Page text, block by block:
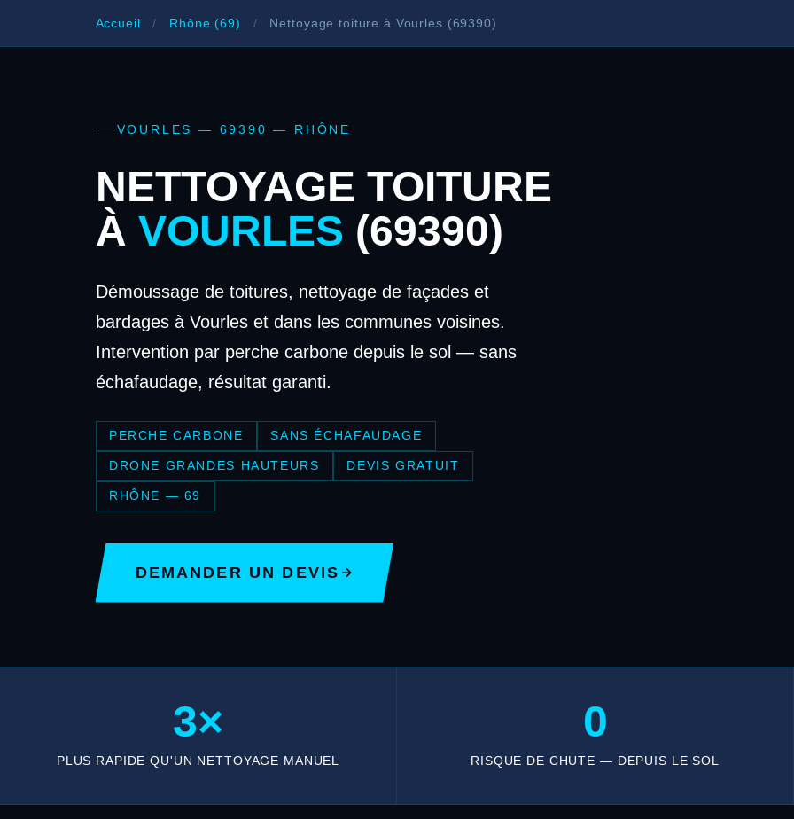
Accueil / Rhône (69) / Nettoyage toiture à Vourles (69390)
VOURLES — 69390 — RHÔNE
NETTOYAGE TOITURE
À VOURLES (69390)
Démoussage de toitures, nettoyage de façades et
bardages à Vourles et dans les communes voisines.
Intervention par perche carbone depuis le sol — sans
échafaudage, résultat garanti.
PERCHE CARBONE SANS ÉCHAFAUDAGE
DRONE GRANDES HAUTEURS DEVIS GRATUIT
RHÔNE — 69
DEMANDER UN DEVIS
3×
PLUS RAPIDE QU'UN NETTOYAGE MANUEL
0
RISQUE DE CHUTE — DEPUIS LE SOL